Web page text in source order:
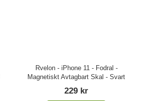
Rvelon - iPhone 11 - Fodral -
Magnetiskt Avtagbart Skal - Svart
229 kr